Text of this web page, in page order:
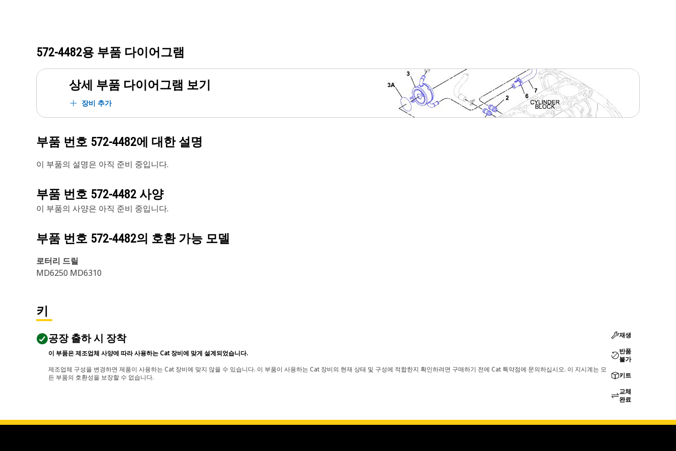
572-4482용 부품 다이어그램
상세 부품 다이어그램 보기
장비 추가
부품 번호 572-4482에 대한 설명
이 부품의 설명은 아직 준비 중입니다.
부품 번호 572-4482 사양
이 부품의 사양은 아직 준비 중입니다.
부품 번호 572-4482의 호환 가능 모델
로터리 드릴
MD6250 MD6310
키
공장 출하 시 장착
이 부품은 제조업체 사양에 따라 사용하는 Cat 장비에 맞게 설계되었습니다.
제조업체 구성을 변경하면 제품이 사용하는 Cat 장비에 맞지 않을 수 있습니다. 이 부품이 사용하는 Cat 장비의 현재 상태 및 구성에 적합한지 확인하려면 구매하기 전에 Cat 특약점에 문의하십시오. 이 지시계는 모
든 부품의 호환성을 보장할 수 없습니다.
재생
반품
불가
키트
교체
완료